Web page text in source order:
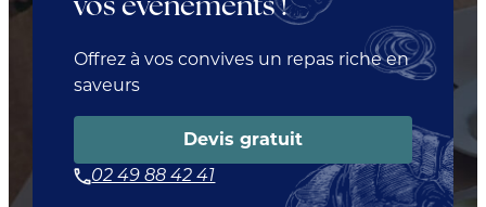
vos événements !
Offrez à vos convives un repas riche en
saveurs
Devis gratuit
02 49 88 42 41